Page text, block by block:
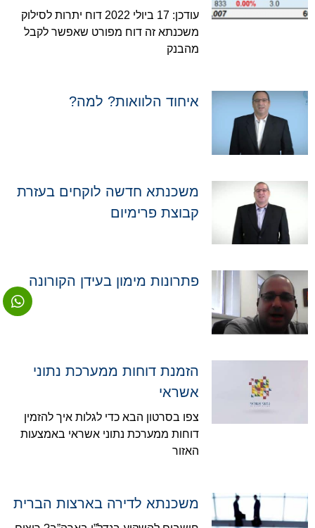
עודכן: 17 ביולי 2022 דוח יתרות לסילוק
משכנתא זה דוח מפורט שאפשר לקבל
מהבנק
איחוד הלוואות? למה?
משכנתא חדשה לוקחים בעזרת
קבוצת פרימיום
פתרונות מימון בעידן הקורונה
הזמנת דוחות ממערכת נתוני
אשראי
צפו בסרטון הבא כדי לגלות איך להזמין
דוחות ממערכת נתוני אשראי באמצעות
האזור
משכנתא לדירה בארצות הברית